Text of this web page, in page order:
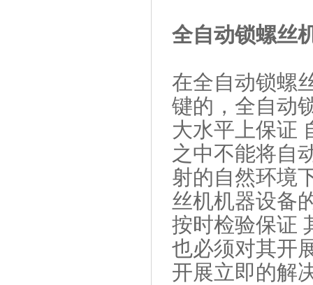
全自动锁螺丝
在全自动锁螺
键的，全自动
大水平上保证
之中不能将自
射的自然环境
丝机机器设备
按时检验保证
也必须对其开
开展立即的解